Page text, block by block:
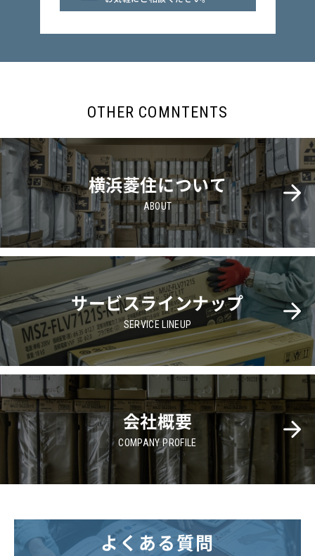
OTHER COMNTENTS
横浜菱住について
ABOUT
サービスラインナップ
SERVICE LINEUP
会社概要
COMPANY PROFILE
よくある質問